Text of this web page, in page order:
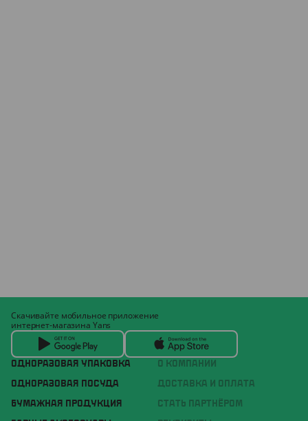
ОДНОРАЗОВАЯ УПАКОВКА
ОДНОРАЗОВАЯ ПОСУДА
БУМАЖНАЯ ПРОДУКЦИЯ
О КОМПАНИИ
ДОСТАВКА И ОПЛАТА
СТАТЬ ПАРТНЁРОМ
Скачивайте мобильное приложение
интернет-магазина Yans